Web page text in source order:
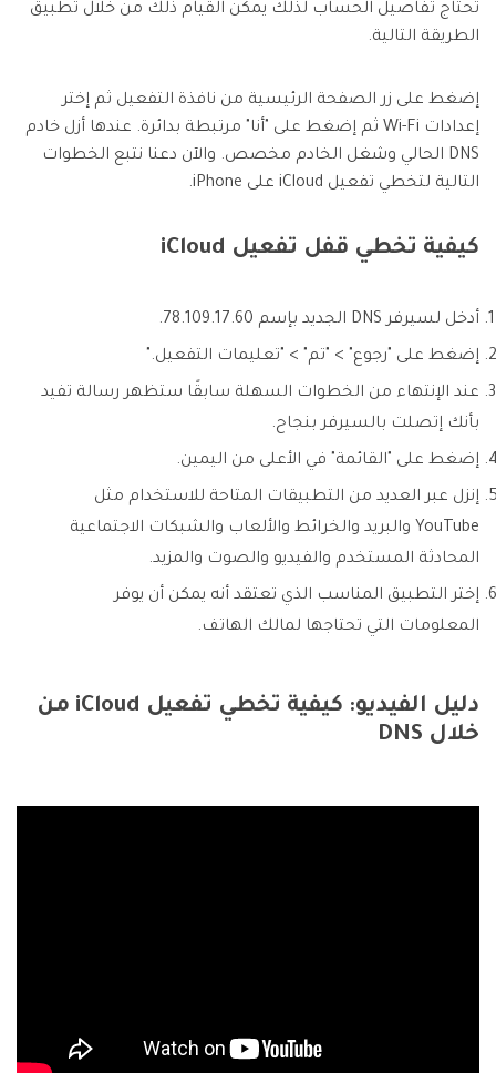
تحتاج تفاصيل الحساب لذلك يمكن القيام ذلك من خلال تطبيق
الطريقة التالية.
إضغط على زر الصفحة الرئيسية من نافذة التفعيل ثم إختر
إعدادات Wi-Fi ثم إضغط على "أنا" مرتبطة بدائرة. عندها أزل خادم
DNS الحالي وشغل الخادم مخصص. والآن دعنا نتبع الخطوات
التالية لتخطي تفعيل iCloud على iPhone.
كيفية تخطي قفل تفعيل iCloud
أدخل لسيرفر DNS الجديد بإسم 78.109.17.60.
إضغط على "رجوع" > "تم" > "تعليمات التفعيل."
عند الإنتهاء من الخطوات السهلة سابقًا ستظهر رسالة تفيد
بأنك إتصلت بالسيرفر بنجاح.
إضغط على "القائمة" في الأعلى من اليمين.
إنزل عبر العديد من التطبيقات المتاحة للاستخدام مثل
YouTube والبريد والخرائط والألعاب والشبكات الاجتماعية
المحادثة المستخدم والفيديو والصوت والمزيد.
إختر التطبيق المناسب الذي تعتقد أنه يمكن أن يوفر
المعلومات التي تحتاجها لمالك الهاتف.
دليل الفيديو: كيفية تخطي تفعيل iCloud من
خلال DNS